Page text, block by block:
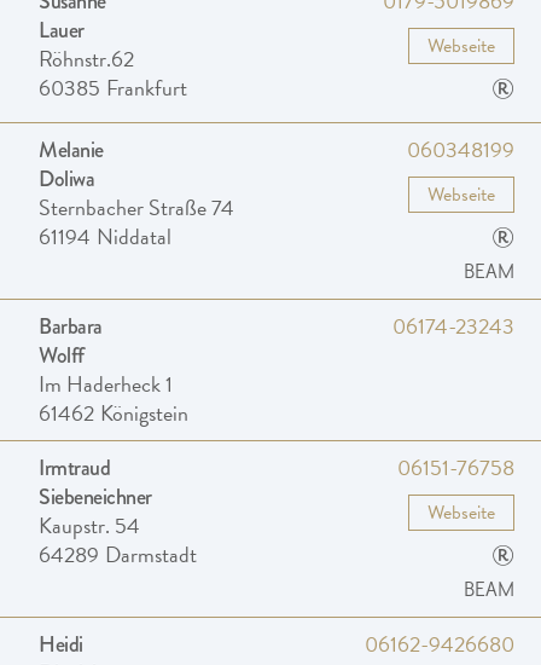
Lauer
Röhnstr.62
60385 Frankfurt
Webseite
®
Melanie
Doliwa
Sternbacher Straße 74
61194 Niddatal
060348199
Webseite
®
BEAM
Barbara
Wolff
Im Haderheck 1
61462 Königstein
06174-23243
Irmtraud
Siebeneichner
Kaupstr. 54
64289 Darmstadt
06151-76758
Webseite
®
BEAM
Heidi
06162-9426680